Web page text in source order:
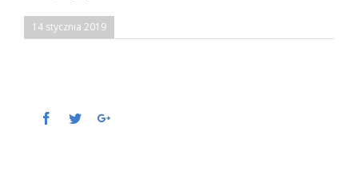
14 stycznia 2019
Facebook
TwitterGoogle+